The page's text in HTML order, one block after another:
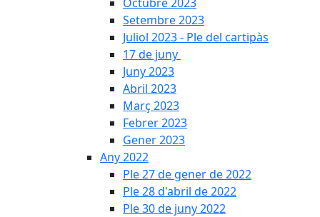
Setembre 2023
Juliol 2023 - Ple del cartipàs
17 de juny
Juny 2023
Abril 2023
Març 2023
Febrer 2023
Gener 2023
Any 2022
Ple 27 de gener de 2022
Ple 28 d'abril de 2022
Ple 30 de juny 2022